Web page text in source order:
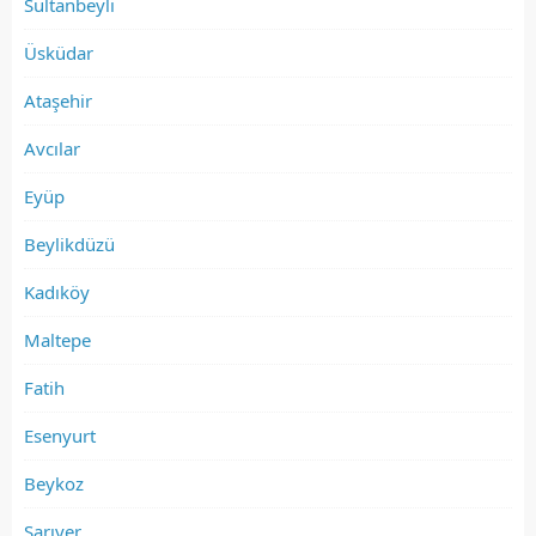
Sultanbeyli
Üsküdar
Ataşehir
Avcılar
Eyüp
Beylikdüzü
Kadıköy
Maltepe
Fatih
Esenyurt
Beykoz
Sarıyer